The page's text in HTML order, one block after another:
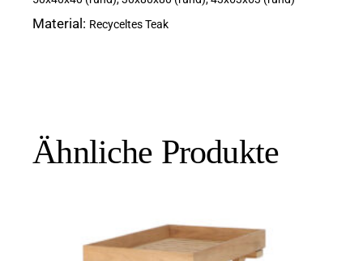
Material Recyceltes Teak
Ähnliche Produkte